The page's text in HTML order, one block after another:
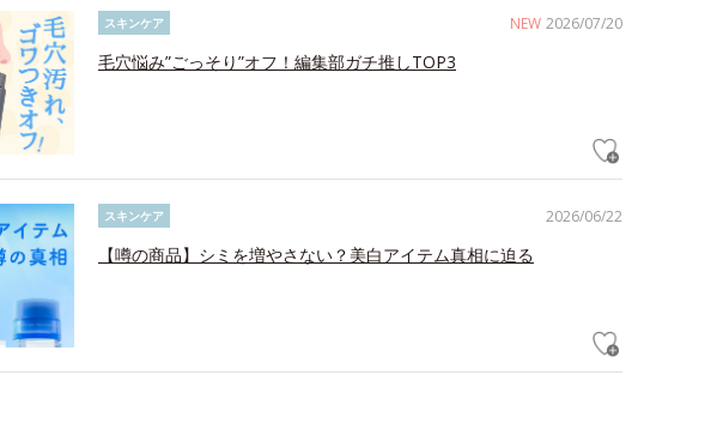
NEW 2026/07/20
スキンケア
毛穴悩み”ごっそり”オフ！編集部ガチ推しTOP3
2026/06/22
スキンケア
【噂の商品】シミを増やさない？美白アイテム真相に迫る